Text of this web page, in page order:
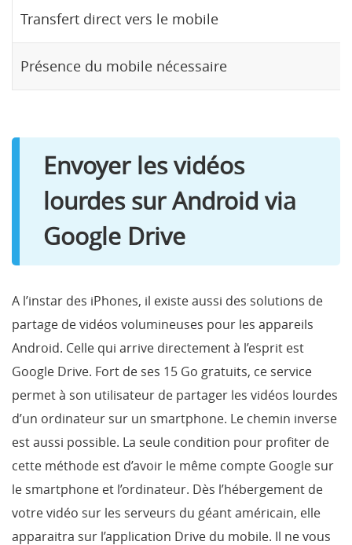
Transfert direct vers le mobile
Présence du mobile nécessaire
Envoyer les vidéos
lourdes sur Android via
Google Drive
A l’instar des iPhones, il existe aussi des solutions de
partage de vidéos volumineuses pour les appareils
Android. Celle qui arrive directement à l’esprit est
Google Drive. Fort de ses 15 Go gratuits, ce service
permet à son utilisateur de partager les vidéos lourdes
d’un ordinateur sur un smartphone. Le chemin inverse
est aussi possible. La seule condition pour profiter de
cette méthode est d’avoir le même compte Google sur
le smartphone et l’ordinateur. Dès l’hébergement de
votre vidéo sur les serveurs du géant américain, elle
apparaitra sur l’application Drive du mobile. Il ne vous